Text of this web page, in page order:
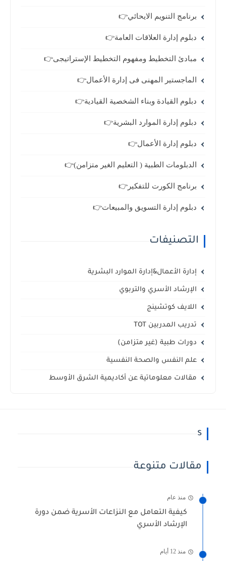
برنامج التنويم الايحائي👉
دبلوم إدارة العلاقات العامة👉
مبادئ التخطيط ومفهوم التخطيط الإستراتيجى👉
الماجستير المهنى فى إدارة الأعمال👉
دبلوم القيادة وبناء الشخصية القيادية👉
دبلوم إدارة الموارد البشرية👉
دبلوم إدارة الأعمال👉
الدبلومات الطبية ( التعليم الغير متزامن)👉
برنامج الكورت للتفكير👉
دبلوم إدارة التسويق والمبيعات👉
التصنيفات
إدارة الأعمال&إدارة الموارد البشرية
الإرشاد الأسري والتربوي
اللايف كوتشينج
تدريب المدربين TOT
دورات طبية (غير متزامن)
علم النفس والصحة النفسية
مقالات معلوماتية عن أكاديمية الشرق الأوسط
s
مقالات متنوعة
منذ عام
كيفية التعامل مع النزاعات الأسرية ضمن دورة
الإرشاد الأسري
منذ 12 أيام